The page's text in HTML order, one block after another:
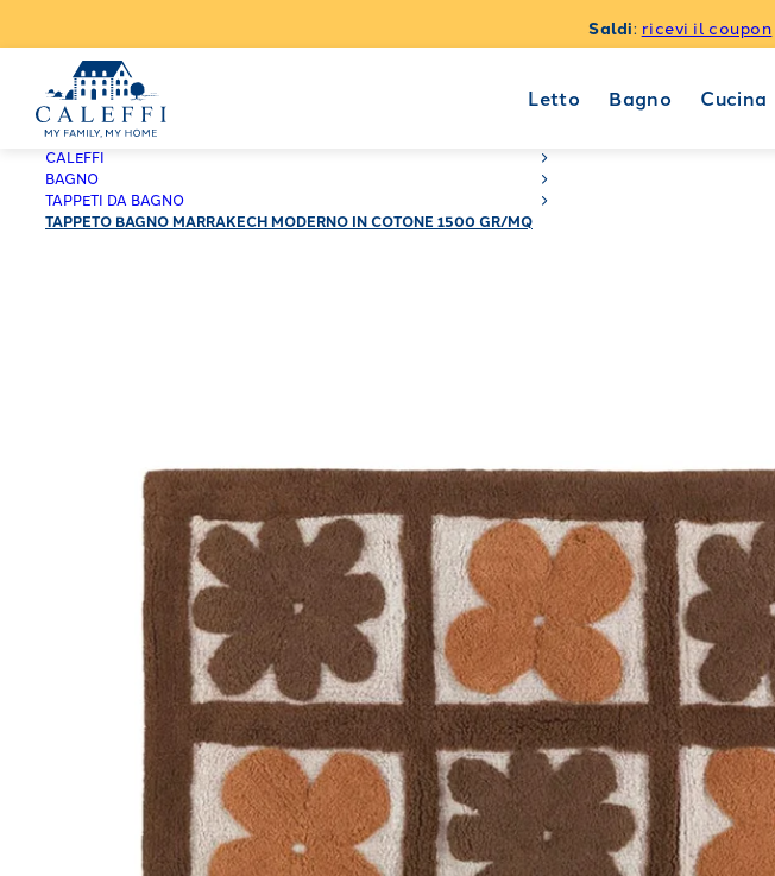
Saldi: ricevi il coupon
Letto Bagno Cucina
CALEFFI
BAGNO
TAPPETI DA BAGNO
TAPPETO BAGNO MARRAKECH MODERNO IN COTONE 1500 GR/MQ